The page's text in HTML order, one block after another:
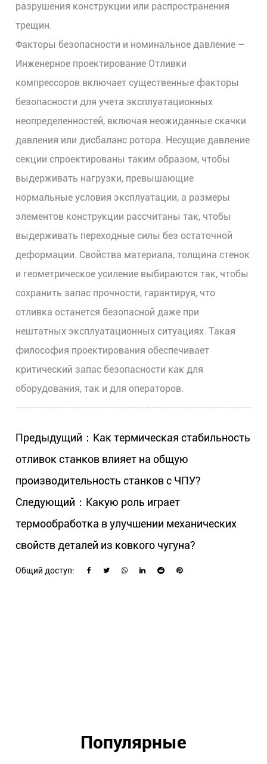
разрушения конструкции или распространения
трещин.
Факторы безопасности и номинальное давление –
Инженерное проектирование Отливки
компрессоров включает существенные факторы
безопасности для учета эксплуатационных
неопределенностей, включая неожиданные скачки
давления или дисбаланс ротора. Несущие давление
секции спроектированы таким образом, чтобы
выдерживать нагрузки, превышающие
нормальные условия эксплуатации, а размеры
элементов конструкции рассчитаны так, чтобы
выдерживать переходные силы без остаточной
деформации. Свойства материала, толщина стенок
и геометрическое усиление выбираются так, чтобы
сохранить запас прочности, гарантируя, что
отливка останется безопасной даже при
нештатных эксплуатационных ситуациях. Такая
философия проектирования обеспечивает
критический запас безопасности как для
оборудования, так и для операторов.
Предыдущий：Как термическая стабильность
отливок станков влияет на общую
производительность станков с ЧПУ?
Следующий：Какую роль играет
термообработка в улучшении механических
свойств деталей из ковкого чугуна?
Общий доступ:
Популярные